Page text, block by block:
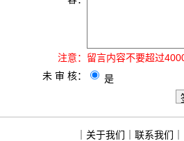
注意： 留言内容不要超过
未 审 核：
是
关于我们 联系我们